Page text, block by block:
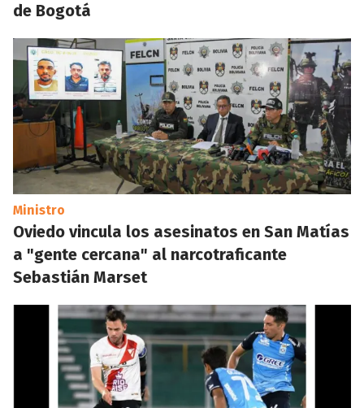
de Bogotá
Ministro
Oviedo vincula los asesinatos en San Matías
a "gente cercana" al narcotraficante
Sebastián Marset